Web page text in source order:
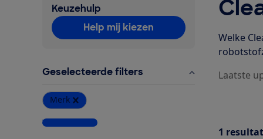
Keuzehulp
Help mij kiezen
Geselecteerde filters
Merk
Wis alle filters
Welke
Laatste
1